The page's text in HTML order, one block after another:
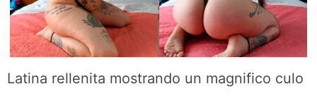
Latina rellenita mostrando un magnifico culo